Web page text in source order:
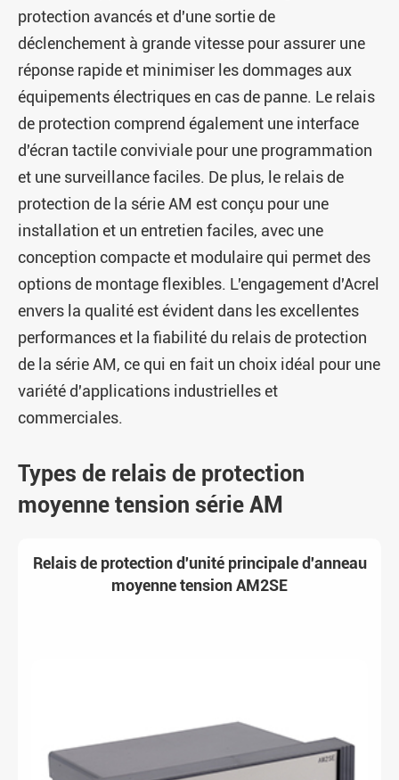
protection avancés et d'une sortie de
déclenchement à grande vitesse pour assurer une
réponse rapide et minimiser les dommages aux
équipements électriques en cas de panne. Le relais
de protection comprend également une interface
d'écran tactile conviviale pour une programmation
et une surveillance faciles. De plus, le relais de
protection de la série AM est conçu pour une
installation et un entretien faciles, avec une
conception compacte et modulaire qui permet des
options de montage flexibles. L'engagement d'Acrel
envers la qualité est évident dans les excellentes
performances et la fiabilité du relais de protection
de la série AM, ce qui en fait un choix idéal pour une
variété d'applications industrielles et
commerciales.
Types de relais de protection
moyenne tension série AM
Relais de protection d'unité principale d'anneau
moyenne tension AM2SE